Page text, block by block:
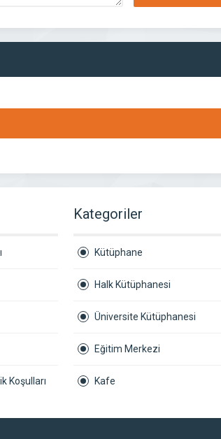
Koşulları
Kategoriler
Kütüphane
Halk Kütüphanesi
Üniversite Kütüphanesi
Eğitim Merkezi
Kafe